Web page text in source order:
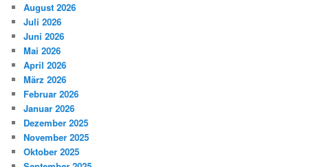
August 2026
Juli 2026
Juni 2026
Mai 2026
April 2026
März 2026
Februar 2026
Januar 2026
Dezember 2025
November 2025
Oktober 2025